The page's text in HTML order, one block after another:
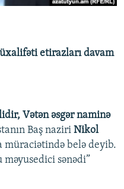
etirazları davam
Vətən əsgər naminə
Baş naziri Nikol
müraciətində belə deyib.
sənədi”